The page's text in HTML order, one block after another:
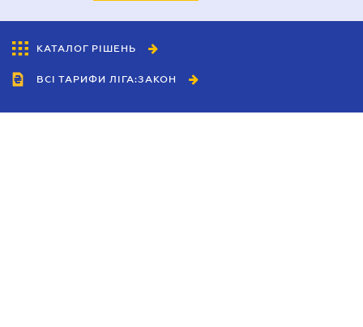
КАТАЛОГ РІШЕНЬ
ВСІ ТАРИФИ ЛІГА:ЗАКОН